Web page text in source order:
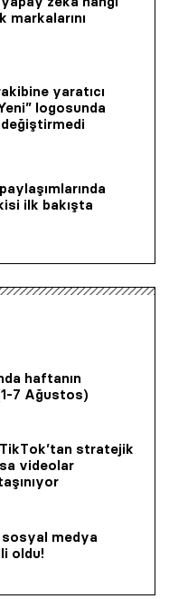
markalarını
yaratıcı
logosunda
ilk bakışta
haftanın
7 Ağustos)
stratejik
videolar
sosyal medya
oldu!